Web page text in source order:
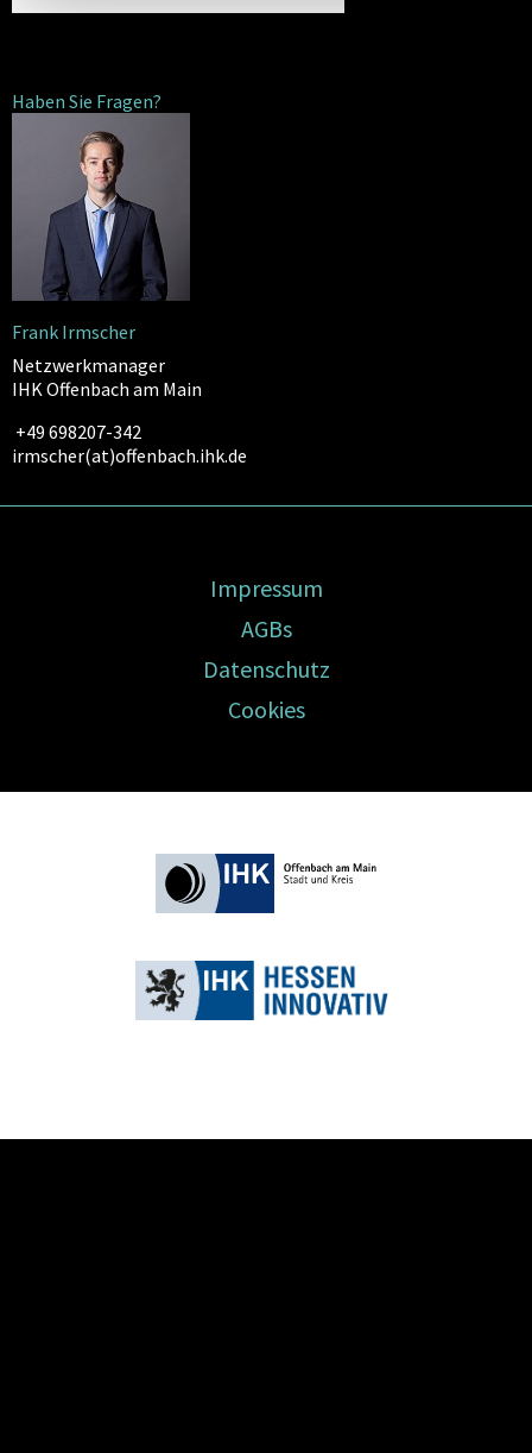
Haben Sie Fragen?
Frank Irmscher
Netzwerkmanager
IHK Offenbach am Main
+49 698207-342
irmscher(at)offenbach.ihk.de
Impressum
AGBs
Datenschutz
Cookies